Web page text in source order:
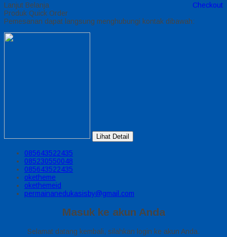
Lanjut Belanja
Checkout
Produk Quick Order
Pemesanan dapat langsung menghubungi kontak dibawah:
Lihat Detail
085643522435
085230550048
085643522435
oketheme
okethemeid
permainanedukasisby@gmail.com
Masuk ke akun Anda
Selamat datang kembali, silahkan login ke akun Anda.